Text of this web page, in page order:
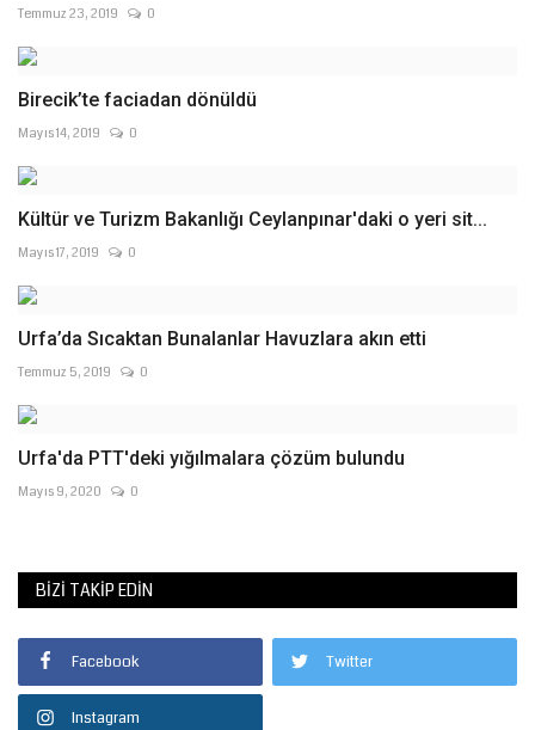
Temmuz 23, 2019 0
Birecik’te faciadan dönüldü
Mayıs 14, 2019 0
Kültür ve Turizm Bakanlığı Ceylanpınar'daki o yeri sit...
Mayıs 17, 2019 0
Urfa’da Sıcaktan Bunalanlar Havuzlara akın etti
Temmuz 5, 2019 0
Urfa'da PTT'deki yığılmalara çözüm bulundu
Mayıs 9, 2020 0
BIZI TAKIP EDIN
Facebook Twitter
Instagram